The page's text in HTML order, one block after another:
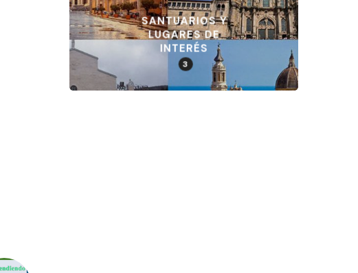
SANTUARIOS Y
LUGARES DE
INTERÉS
3